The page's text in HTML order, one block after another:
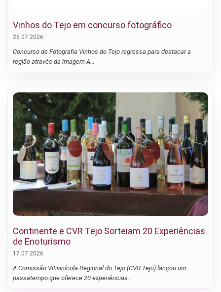
Vinhos do Tejo em concurso fotográfico
26.07.2026
Concurso de Fotografia Vinhos do Tejo regressa para destacar a
região através da imagem A…
Continente e CVR Tejo Sorteiam 20 Experiências
de Enoturismo
17.07.2026
A Comissão Vitivinícola Regional do Tejo (CVR Tejo) lançou um
passatempo que oferece 20 experiências…